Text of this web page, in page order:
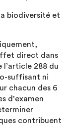
biodiversité et
direct dans
l’article 288 du
suffisant ni
chacun des 6
d’examen
contribuent